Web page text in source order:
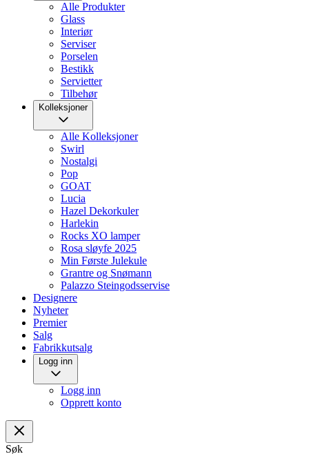
Alle Produkter
Glass
Interiør
Serviser
Porselen
Bestikk
Servietter
Tilbehør
Kolleksjoner
Alle Kolleksjoner
Swirl
Nostalgi
Pop
GOAT
Lucia
Hazel Dekorkuler
Harlekin
Rocks XO lamper
Rosa sløyfe 2025
Min Første Julekule
Grantre og Snømann
Palazzo Steingodsservise
Designere
Nyheter
Premier
Salg
Fabrikkutsalg
Logg inn
Logg inn
Opprett konto
Søk